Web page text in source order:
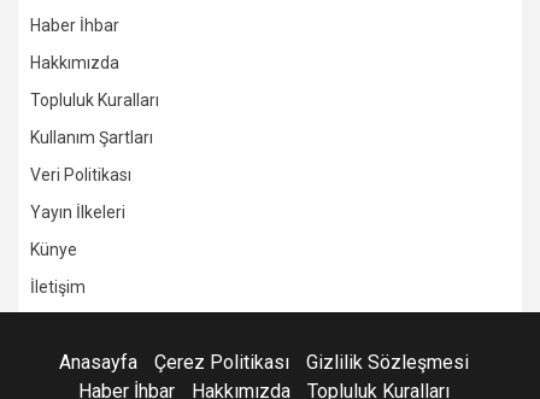
Haber İhbar
Hakkımızda
Topluluk Kuralları
Kullanım Şartları
Veri Politikası
Yayın İlkeleri
Künye
İletişim
Anasayfa Çerez Politikası
Gizlilik Sözleşmesi
Haber İhbar
Hakkımızda Topluluk Kuralları